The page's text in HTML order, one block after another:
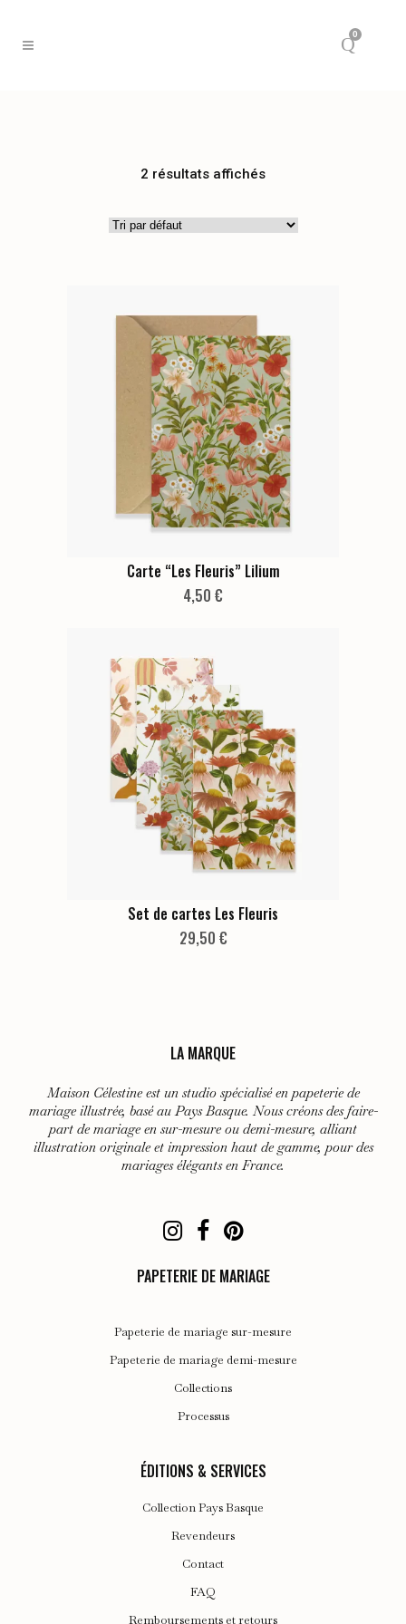
0
2 résultats affichés
Carte “Les Fleuris” Lilium
4,50 €
Set de cartes Les Fleuris
29,50 €
LA MARQUE
Maison Célestine est un studio spécialisé en papeterie de
mariage illustrée, basé au Pays Basque. Nous créons des faire-
part de mariage en sur-mesure ou demi-mesure, alliant
illustration originale et impression haut de gamme, pour des
mariages élégants en France.
PAPETERIE DE MARIAGE
Papeterie de mariage sur-mesure
Papeterie de mariage demi-mesure
Collections
Processus
ÉDITIONS & SERVICES
Collection Pays Basque
Revendeurs
Contact
FAQ
Remboursements et retours